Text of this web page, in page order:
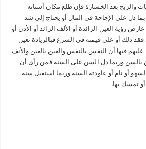
والربح بعد الخسارة فإن طلع مكان أسنانه
دل على الإجاحة في المال أو يحتاج إلى شد
رؤية العين الزائدة أو الألف الزائد أو الأذن أو
ذلك أو على قيمته في الشرع فبالزيادة تعين
عليهم فيها أن النفس بالنفس والعين بالعين والأنف
بالسن وربما دل السن على السنة فمن رأى أن
أو نام أو عاودته السنة وربما استقبل سنة
تمسك بها.